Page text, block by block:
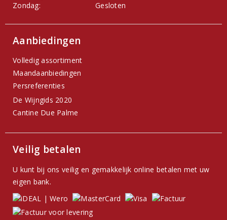
Zondag:
Gesloten
Aanbiedingen
Volledig assortiment
Maandaanbiedingen
Persreferenties
De Wijngids 2020
Cantine Due Palme
Veilig betalen
U kunt bij ons veilig en gemakkelijk online betalen met uw
eigen bank.